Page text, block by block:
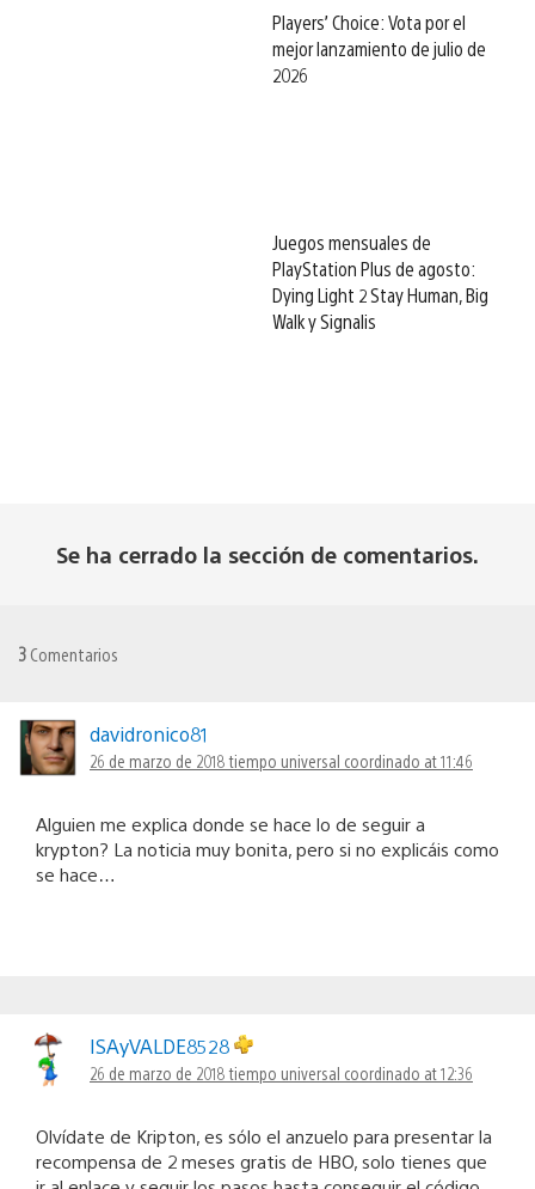
Players’ Choice: Vota por el
mejor lanzamiento de julio de
2026
Juegos mensuales de
PlayStation Plus de agosto:
Dying Light 2 Stay Human, Big
Walk y Signalis
Se ha cerrado la sección de comentarios.
3 Comentarios
davidronico81
26 de marzo de 2018 tiempo universal coordinado at 11:46
Alguien me explica donde se hace lo de seguir a
krypton? La noticia muy bonita, pero si no explicáis como
se hace…
ISAyVALDE8528
26 de marzo de 2018 tiempo universal coordinado at 12:36
Olvídate de Kripton, es sólo el anzuelo para presentar la
recompensa de 2 meses gratis de HBO, solo tienes que